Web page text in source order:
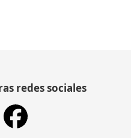
redes sociales